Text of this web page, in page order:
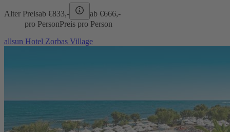
Alter Preisab €833,- ab €666,-
pro PersonPreis pro Person
allsun Hotel Zorbas Village